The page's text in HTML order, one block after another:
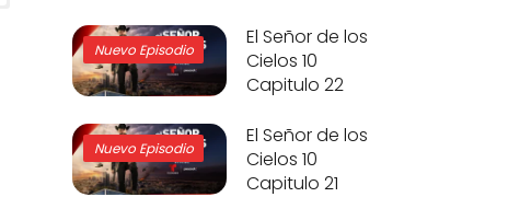
Nuevo Episodio
El Señor de los
Cielos 10
Capitulo 22
Nuevo Episodio
El Señor de los
Cielos 10
Capitulo 21